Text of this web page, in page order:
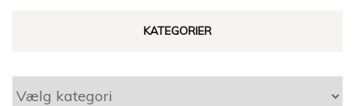
KATEGORIER
Kategorier